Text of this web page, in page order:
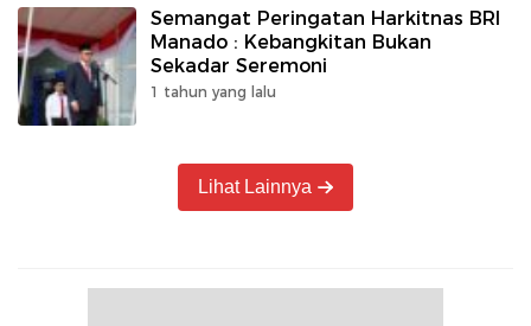
Semangat Peringatan Harkitnas BRI
Manado : Kebangkitan Bukan
Sekadar Seremoni
1 tahun yang lalu
Lihat Lainnya